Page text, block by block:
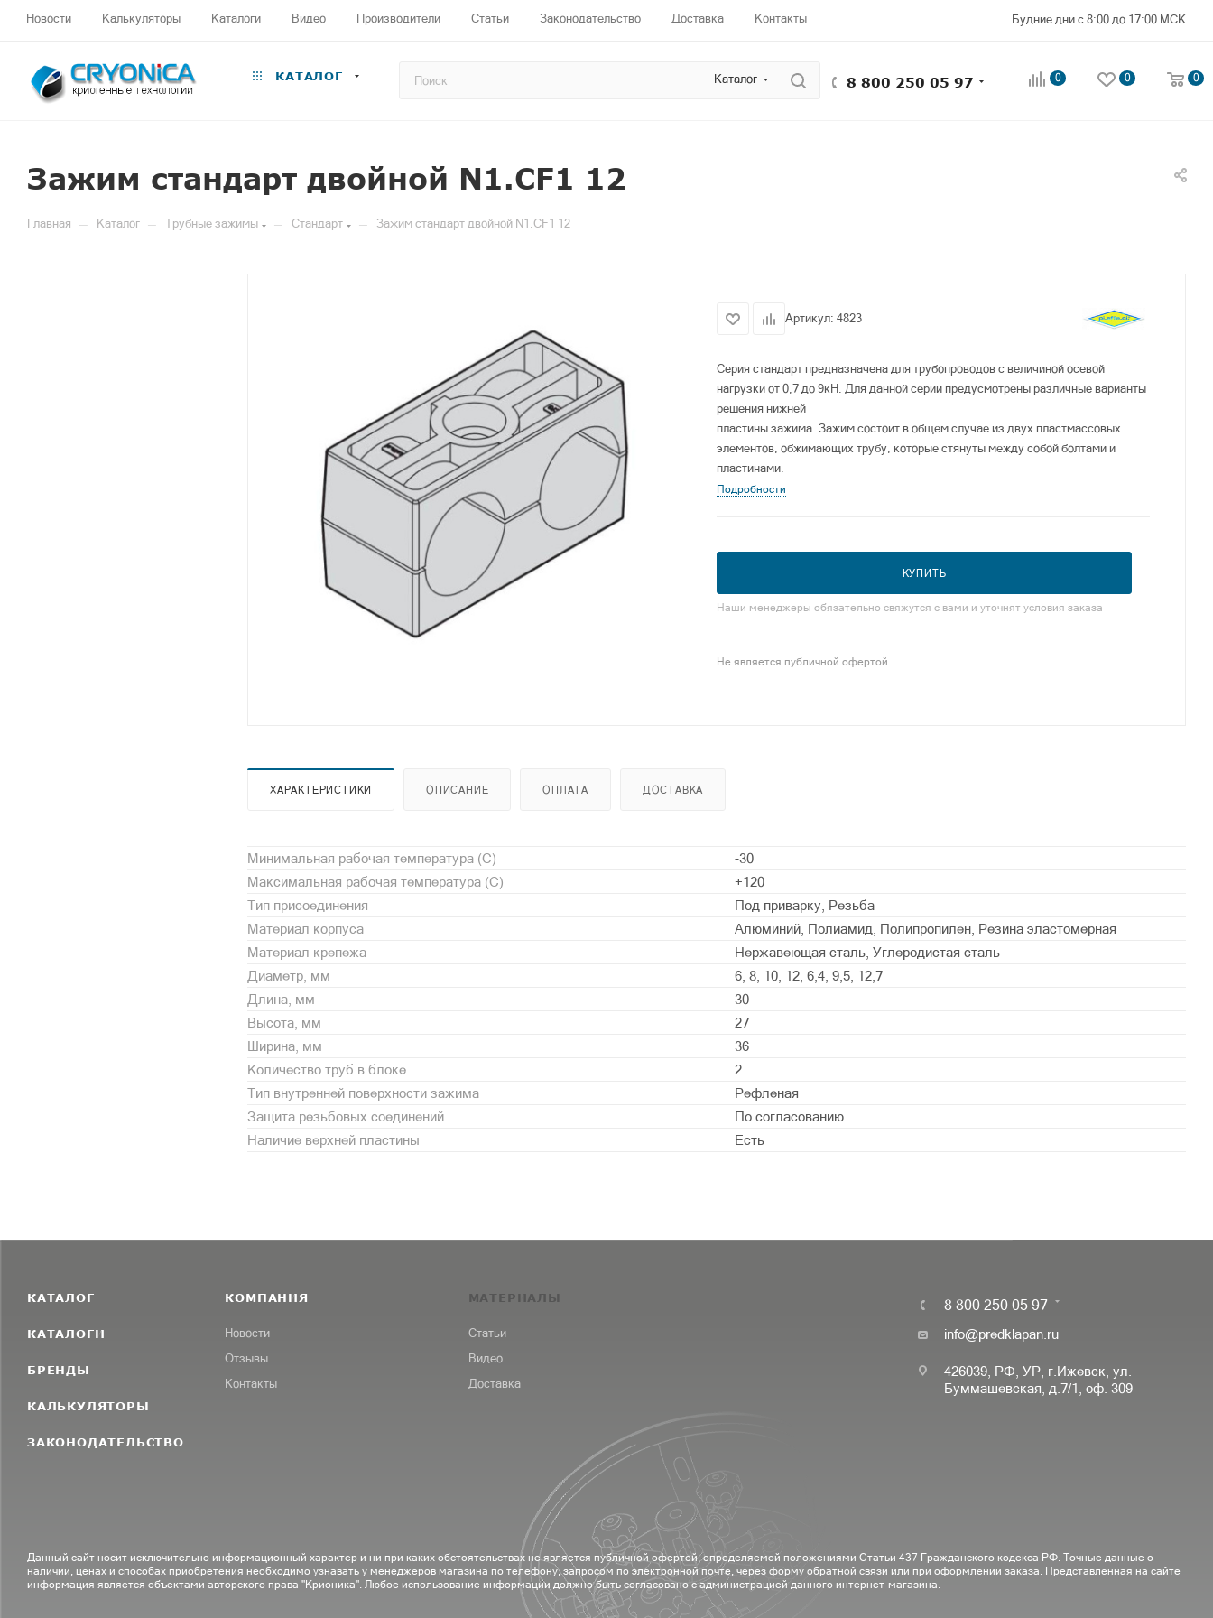
Новости Калькуляторы Каталоги Видео Производители Статьи Законодательство Доставка Контакты Будние дни с 8:00 до 17:00 МСК
КАТАЛОГ Каталог 8 800 250 05 97 0 0 0
Зажим стандарт двойной N1.CF1 12
Главная — Каталог — Трубные зажимы — Стандарт — Зажим стандарт двойной N1.CF1 12
Артикул: 4823
Серия стандарт предназначена для трубопроводов с величиной осевой
нагрузки от 0,7 до 9кН. Для данной серии предусмотрены различные варианты
решения нижней
пластины зажима. Зажим состоит в общем случае из двух пластмассовых
элементов, обжимающих трубу, которые стянуты между собой болтами и
пластинами.
Подробности
КУПИТЬ
Наши менеджеры обязательно свяжутся с вами и уточнят условия заказа
Не является публичной офертой.
ХАРАКТЕРИСТИКИ ОПИСАНИЕ ОПЛАТА ДОСТАВКА
Минимальная рабочая температура (С)
-30
Максимальная рабочая температура (С)
+120
Тип присоединения
Под приварку, Резьба
Материал корпуса
Алюминий, Полиамид, Полипропилен, Резина эластомерная
Материал крепежа
Нержавеющая сталь, Углеродистая сталь
Диаметр, мм
6, 8, 10, 12, 6,4, 9,5, 12,7
Длина, мм
30
Высота, мм
27
Ширина, мм
36
Количество труб в блоке
2
Тип внутренней поверхности зажима
Рефленая
Защита резьбовых соединений
По согласованию
Наличие верхней пластины
Есть
КАТАЛОГ
КАТАЛОГИ
БРЕНДЫ
КАЛЬКУЛЯТОРЫ
ЗАКОНОДАТЕЛЬСТВО
КОМПАНИЯ
Новости
Отзывы
Контакты
МАТЕРИАЛЫ
Статьи
Видео
Доставка
8 800 250 05 97
info@predklapan.ru
426039, РФ, УР, г.Ижевск, ул.
Буммашевская, д.7/1, оф. 309
Данный сайт носит исключительно информационный характер и ни при каких обстоятельствах не является публичной офертой, определяемой положениями Статьи 437 Гражданского кодекса РФ. Точные данные о
наличии, ценах и способах приобретения необходимо узнавать у менеджеров магазина по телефону, запросом по электронной почте, через форму обратной связи или при оформлении заказа. Представленная на сайте
информация является объектами авторского права "Крионика". Любое использование информации должно быть согласовано с администрацией данного интернет-магазина.